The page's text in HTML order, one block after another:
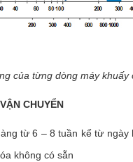
của từng dòng máy khuấy
CHUYỂN
từ 6 – 8 tuần kể từ ngày
không có sẵn